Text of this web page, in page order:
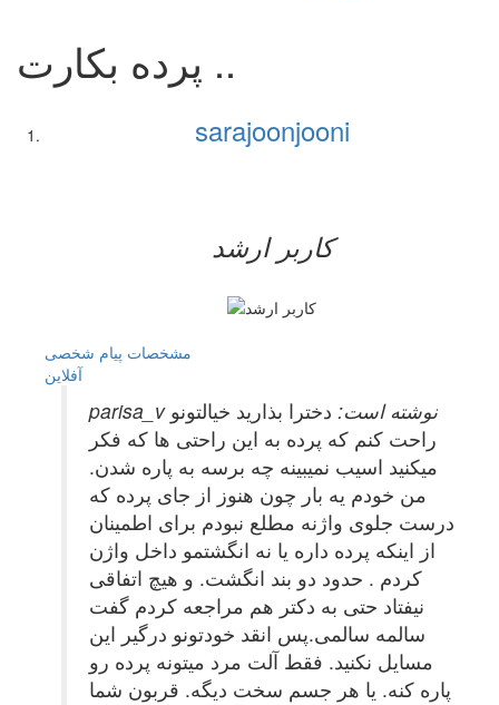
پرده بکارت ..
sarajoonjooni
کاربر ارشد
مشخصات پیام شخصی
آفلاين
parisa_v نوشته است: دخترا بذارید خیالتونو
راحت کنم که پرده به این راحتی ها که فکر
میکنید اسیب نمیبینه چه برسه به پاره شدن.
من خودم یه بار چون هنوز از جای پرده که
درست جلوی واژنه مطلع نبودم برای اطمینان
از اینکه پرده داره یا نه انگشتمو داخل واژن
کردم . حدود دو بند انگشت. و هیچ اتفاقی
نیفتاد حتی به دکتر هم مراجعه کردم گفت
سالمه سالمی.پس انقد خودتونو درگیر این
مسایل نکنید. فقط آلت مرد میتونه پرده رو
پاره کنه. یا هر جسم سخت دیگه. قربون شما